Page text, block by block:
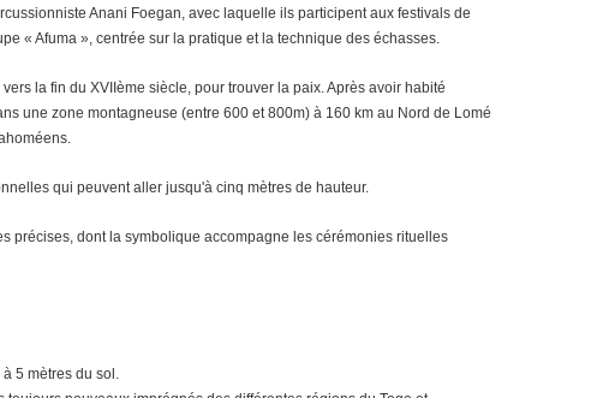
Anani Foegan, avec laquelle ils participent aux festivals de
« Afuma », centrée sur la pratique et la technique des échasses.
la fin du XVIIème siècle, pour trouver la paix. Après avoir habité
une zone montagneuse (entre 600 et 800m) à 160 km au Nord de Lomé
qui peuvent aller jusqu'à cinq mètres de hauteur.
précises, dont la symbolique accompagne les cérémonies rituelles
5 mètres du sol.